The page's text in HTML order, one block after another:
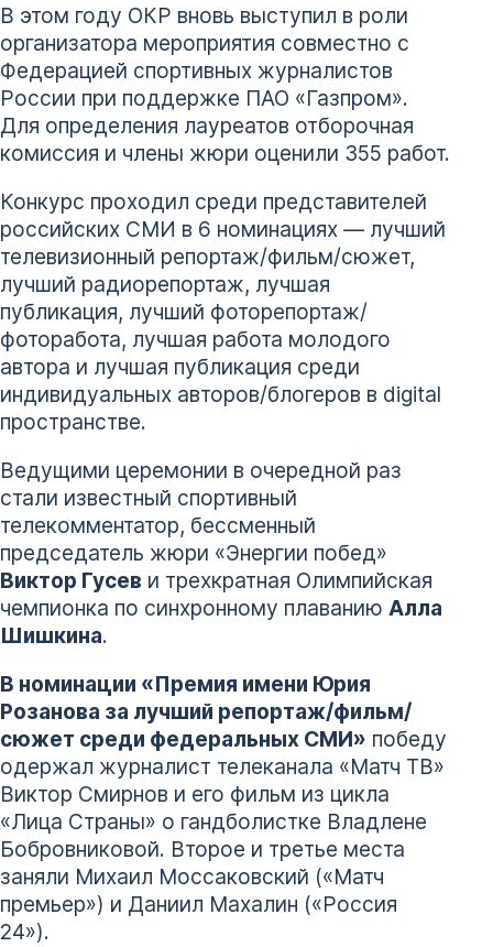
В этом году ОКР вновь выступил в роли
организатора мероприятия совместно с
Федерацией спортивных журналистов
России при поддержке ПАО «Газпром».
Для определения лауреатов отборочная
комиссия и члены жюри оценили 355 работ.
Конкурс проходил среди представителей
российских СМИ в 6 номинациях — лучший
телевизионный репортаж/фильм/сюжет,
лучший радиорепортаж, лучшая
публикация, лучший фоторепортаж/
фоторабота, лучшая работа молодого
автора и лучшая публикация среди
индивидуальных авторов/блогеров в digital
пространстве.
Ведущими церемонии в очередной раз
стали известный спортивный
телекомментатор, бессменный
председатель жюри «Энергии побед»
Виктор Гусев и трехкратная Олимпийская
чемпионка по синхронному плаванию Алла
Шишкина.
В номинации «Премия имени Юрия
Розанова за лучший репортаж/фильм/
сюжет среди федеральных СМИ» победу
одержал журналист телеканала «Матч ТВ»
Виктор Смирнов и его фильм из цикла
«Лица Страны» о гандболистке Владлене
Бобровниковой. Второе и третье места
заняли Михаил Моссаковский («Матч
премьер») и Даниил Махалин («Россия
24»).